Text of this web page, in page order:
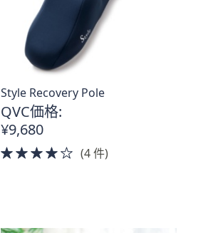
Style Recovery Pole
QVC価格:
¥9,680
4.0
(4 件)